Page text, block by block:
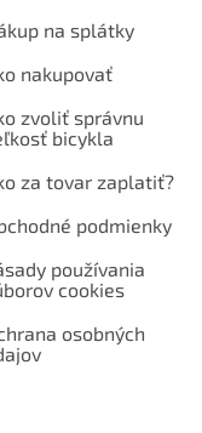
na splátky
nakupovať
zvoliť správnu
bicykla
za tovar zaplatiť?
podmienky
používania
cookies
osobných